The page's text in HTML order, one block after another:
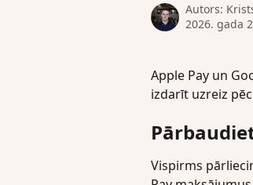
Autors:
2026. gada
Apple Pay un
izdarīt uzreiz
Vispirms